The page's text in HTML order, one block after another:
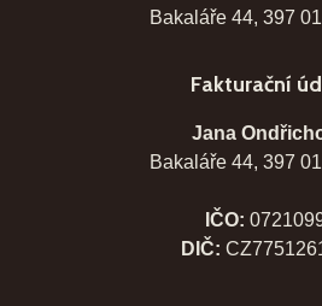
Bakaláře 44, 397
Fakturační
Jana
Bakaláře 44, 397
IČO:
DIČ: